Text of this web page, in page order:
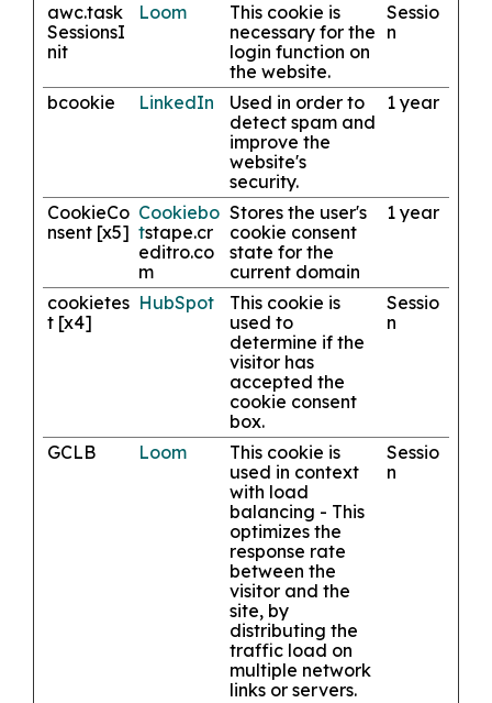
awc.task
SessionsI
nit
Loom
This cookie is
necessary for the
login function on
the website.
Sessio
n
bcookie LinkedIn
Used in order to
detect spam and
improve the
website's
security.
1 year
CookieCo
nsent [x5]
Cookiebo
tstape.cr
editro.co
m
Stores the user's
cookie consent
state for the
current domain
1 year
cookietes
t [x4]
HubSpot
This cookie is
used to
determine if the
visitor has
accepted the
cookie consent
box.
Sessio
n
GCLB Loom
This cookie is
used in context
with load
balancing - This
optimizes the
response rate
between the
visitor and the
site, by
distributing the
traffic load on
multiple network
links or servers.
Sessio
n